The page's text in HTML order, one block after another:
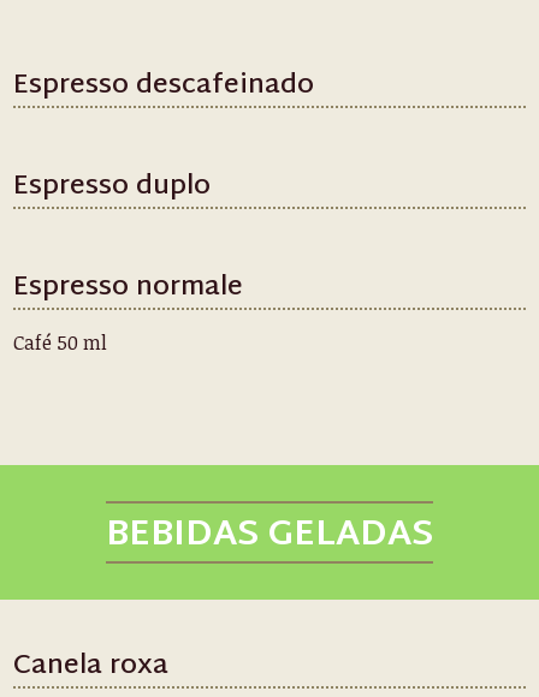
Espresso descafeinado
Espresso duplo
Espresso normale
Café 50 ml
BEBIDAS GELADAS
Canela roxa